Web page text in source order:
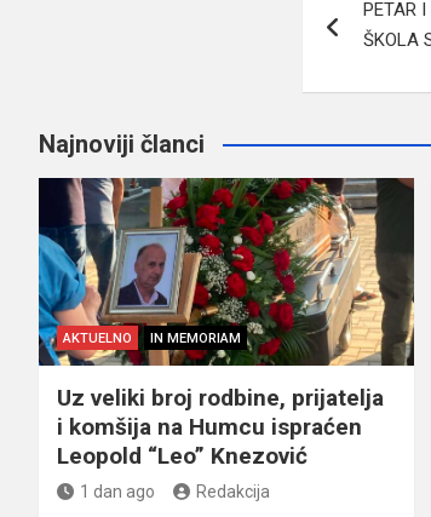
PETAR
ŠKOLA
Najnoviji članci
AKTUELNO IN MEMORIAM
Uz veliki broj rodbine, prijatelja
i komšija na Humcu ispraćen
Leopold “Leo” Knezović
1 dan ago Redakcija